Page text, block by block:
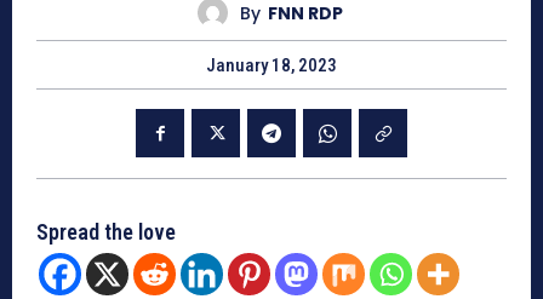
By FNN RDP
January 18, 2023
Spread the love